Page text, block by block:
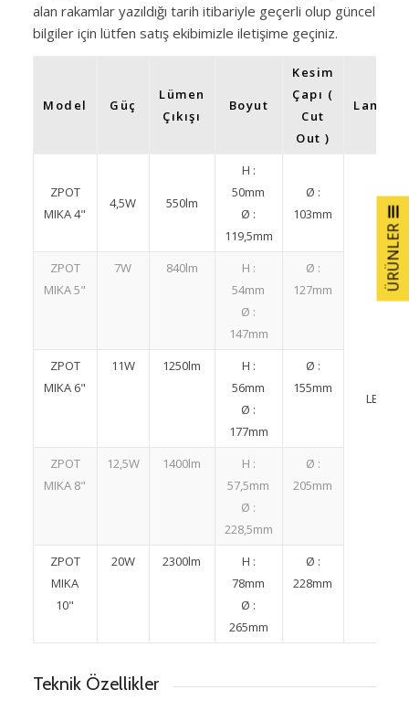
alan rakamlar yazıldığı tarih itibariyle geçerli olup güncel
bilgiler için lütfen satış ekibimizle iletişime geçiniz.
Model Güç
Lümen
Çıkışı
Boyut
Kesim
Çapı (
Cut
Out )
Lamba
ZPOT
MIKA 4"
4,5W 550lm
H :
50mm
Ø :
119,5mm
Ø :
103mm
LED
ZPOT
MIKA 5"
7W 840lm
H :
54mm
Ø :
147mm
Ø :
127mm
ZPOT
MIKA 6"
11W 1250lm
H :
56mm
Ø :
177mm
Ø :
155mm
ZPOT
MIKA 8"
12,5W 1400lm
H :
57,5mm
Ø :
228,5mm
Ø :
205mm
ZPOT
MIKA
10"
20W 2300lm
H :
78mm
Ø :
265mm
Ø :
228mm
Teknik Özellikler
ÜRÜNLER